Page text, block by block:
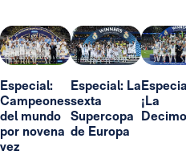
Especial:
Campeones
del mundo
por novena
vez
Especial: La
sexta
Supercopa
de Europa
¡La